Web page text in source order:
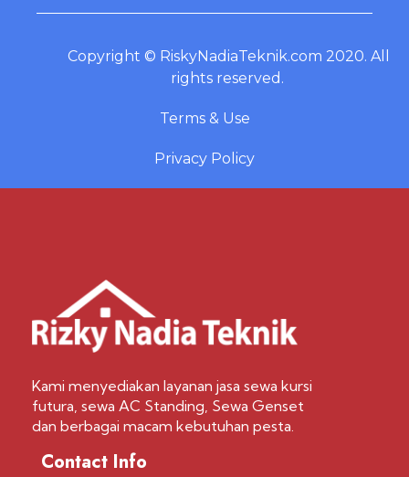
Copyright © RiskyNadiaTeknik.com 2020. All
rights reserved.
Terms & Use
Privacy Policy
Kami menyediakan layanan jasa sewa kursi
futura, sewa AC Standing, Sewa Genset
dan berbagai macam kebutuhan pesta.
Contact Info